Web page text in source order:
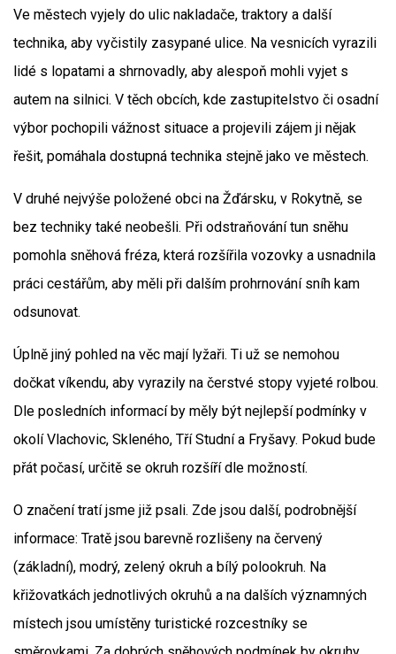
Ve městech vyjely do ulic nakladače, traktory a další
technika, aby vyčistily zasypané ulice. Na vesnicích vyrazili
lidé s lopatami a shrnovadly, aby alespoň mohli vyjet s
autem na silnici. V těch obcích, kde zastupitelstvo či osadní
výbor pochopili vážnost situace a projevili zájem ji nějak
řešit, pomáhala dostupná technika stejně jako ve městech.
V druhé nejvýše položené obci na Žďársku, v Rokytně, se
bez techniky také neobešli. Při odstraňování tun sněhu
pomohla sněhová fréza, která rozšířila vozovky a usnadnila
práci cestářům, aby měli při dalším prohrnování sníh kam
odsunovat.
Úplně jiný pohled na věc mají lyžaři. Ti už se nemohou
dočkat víkendu, aby vyrazily na čerstvé stopy vyjeté rolbou.
Dle posledních informací by měly být nejlepší podmínky v
okolí Vlachovic, Skleného, Tří Studní a Fryšavy. Pokud bude
přát počasí, určitě se okruh rozšíří dle možností.
O značení tratí jsme již psali. Zde jsou další, podrobnější
informace: Tratě jsou barevně rozlišeny na červený
(základní), modrý, zelený okruh a bílý polookruh. Na
křižovatkách jednotlivých okruhů a na dalších významných
místech jsou umístěny turistické rozcestníky se